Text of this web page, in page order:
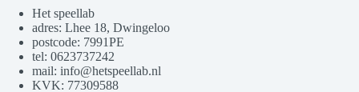
Het speellab
adres: Lhee 18, Dwingeloo
postcode: 7991PE
tel: 0623737242
mail: info@hetspeellab.nl
KVK: 77309588